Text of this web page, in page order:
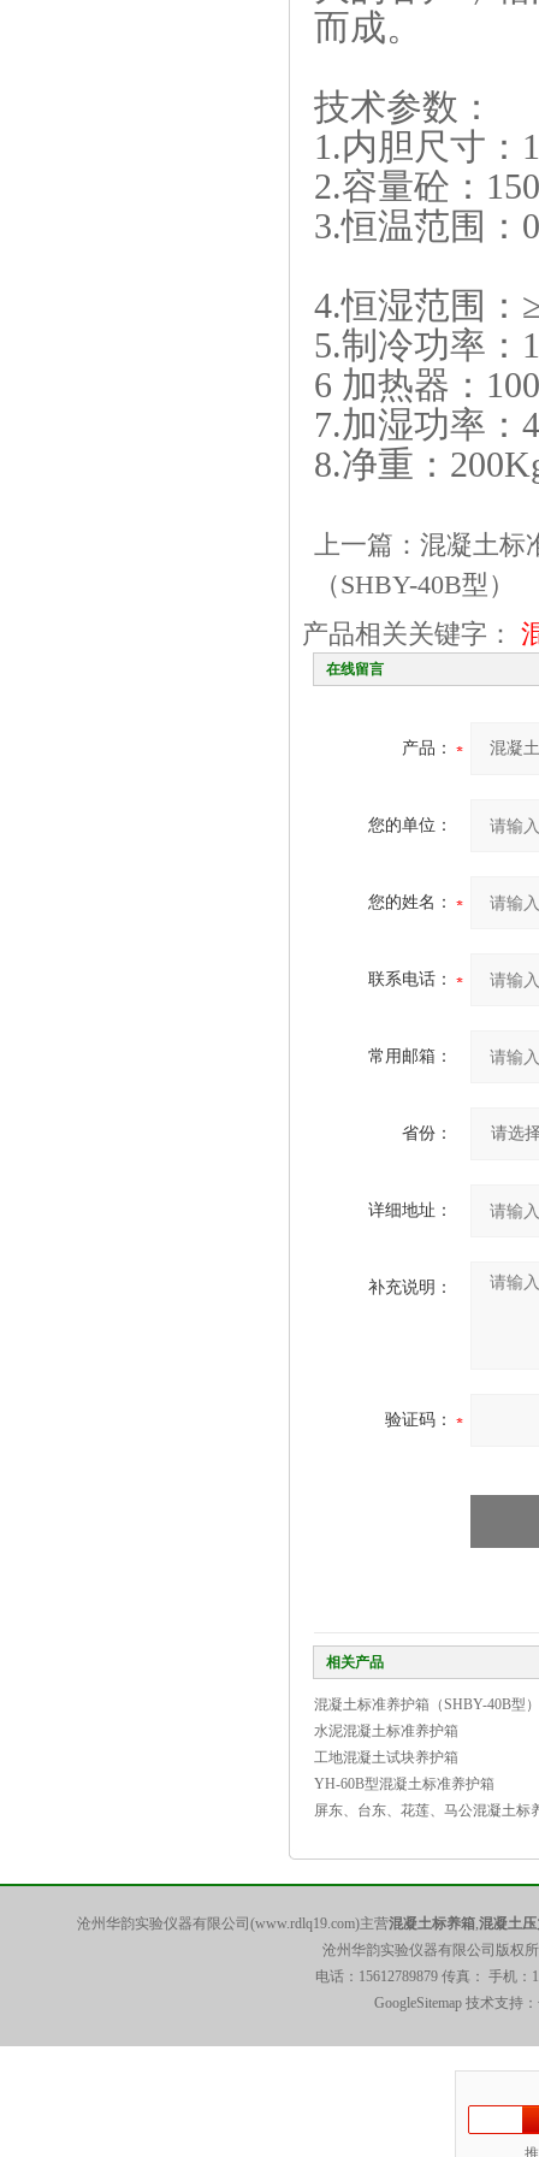
而成。
技术参数：
1.内胆尺寸：
2.容量砼：
3.恒温范围
4.恒湿范围：
5.制冷功率：
6 加热器：
7.加湿功率：
8.净重：
上一篇： 混凝土标
（SHBY-40B型）
产品相关关键字：
在线留言
产品：
您的单位：
您的姓名：
联系电话：
常用邮箱：
省份：
详细地址：
补充说明：
验证码：
相关产品
混凝土标准养护箱（SHBY-40B型）
水泥混凝土标准养护箱
工地混凝土试块养护箱
YH-60B型混凝土标准养护箱
屏东、台东、花莲、马公混凝土标
沧州华韵实验仪器有限公司(www.rdlq19.com)主营混凝土标养箱,混凝土
沧州华韵实验仪器有限公司版权
电话：15612789879 传真： 手机
GoogleSitemap 技术支持